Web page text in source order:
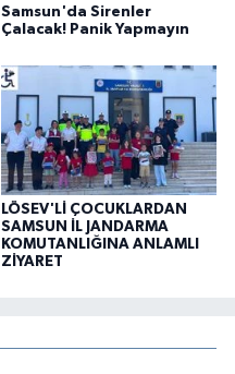
Samsun'da Sirenler
Çalacak! Panik Yapmayın
LÖSEV'Lİ ÇOCUKLARDAN
SAMSUN İL JANDARMA
KOMUTANLIĞINA ANLAMLI
ZİYARET